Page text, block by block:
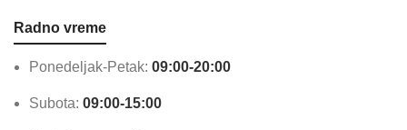
Radno vreme
Ponedeljak-Petak: 09:00-20:00
Subota: 09:00-15:00